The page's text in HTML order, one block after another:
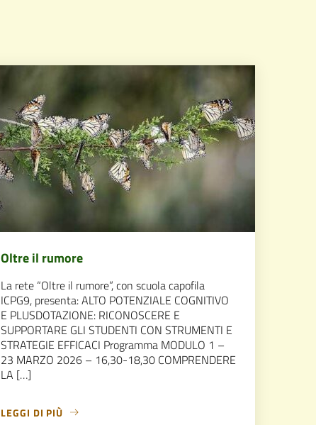
Oltre il rumore
La rete “Oltre il rumore”, con scuola capofila
ICPG9, presenta: ALTO POTENZIALE COGNITIVO
E PLUSDOTAZIONE: RICONOSCERE E
SUPPORTARE GLI STUDENTI CON STRUMENTI E
STRATEGIE EFFICACI Programma MODULO 1 –
23 MARZO 2026 – 16,30-18,30 COMPRENDERE
LA […]
LEGGI DI PIÙ